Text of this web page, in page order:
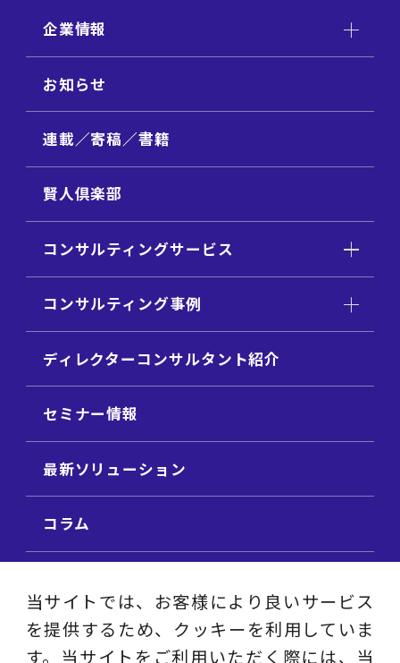
企業情報
お知らせ
連載／寄稿／書籍
賢人倶楽部
コンサルティングサービス
コンサルティング事例
ディレクターコンサルタント紹介
セミナー情報
最新ソリューション
コラム
ビジネステーマ解説集
当サイトでは、お客様により良いサービス
を提供するため、クッキーを利用していま
す。当サイトをご利用いただく際には、当